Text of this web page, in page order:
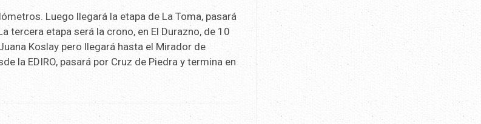
Luego llegará la etapa de La Toma, pasará
tercera etapa será la crono, en El Durazno, de 10
Koslay pero llegará hasta el Mirador de
la EDIRO, pasará por Cruz de Piedra y termina en